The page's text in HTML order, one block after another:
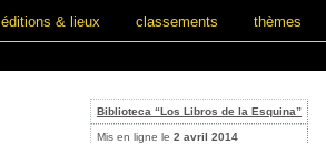
éditions & lieux classements thèmes
Biblioteca “Los Libros de la Esquina”
Mis en ligne le 2 avril 2014